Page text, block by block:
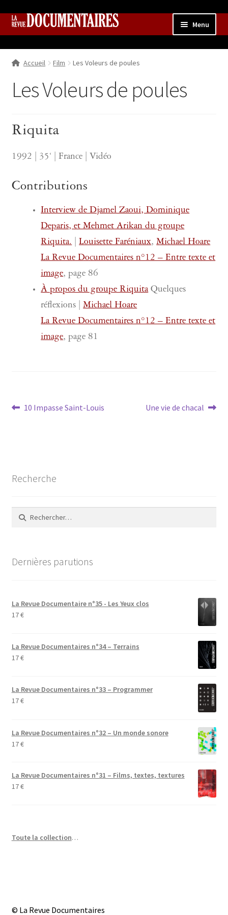
Aller
navigation
Aller
Menu
Qui sommes nous ?
Collection
Boutique
Accueil Film Les Voleurs de poules
Les Voleurs de poules
Riquita
1992 | 35‘ | France | Vidéo
Contributions
Interview de Djamel Zaoui, Dominique
Deparis, et Mehmet Arikan du groupe
Riquita.|Louisette Faréniaux,Michael Hoare
La Revue Documentaires n°12 – Entre texte et
image, page 86
À propos du groupe RiquitaQuelques
réflexions |Michael Hoare
La Revue Documentaires n°12 – Entre texte et
image, page 81
Navigation
Article
10 Impasse Saint-Louis
Article
Une vie de chacal
Recherche
Rechercher :
Dernières parutions
La Revue Documentaire n°35 - Les Yeux clos
17€
La Revue Documentaires n°34 – Terrains
17€
La Revue Documentaires n°33 – Programmer
17€
La Revue Documentaires n°32 – Un monde sonore
17€
La Revue Documentaires n°31 – Films, textes, textures
17€
Toute la collection…
© La Revue Documentaires